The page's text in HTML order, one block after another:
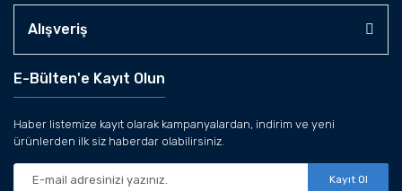
Alışveriş
E-Bülten'e Kayıt Olun
Haber listemize kayıt olarak kampanyalardan, indirim ve yeni
ürünlerden ilk siz haberdar olabilirsiniz.
Kayıt Ol